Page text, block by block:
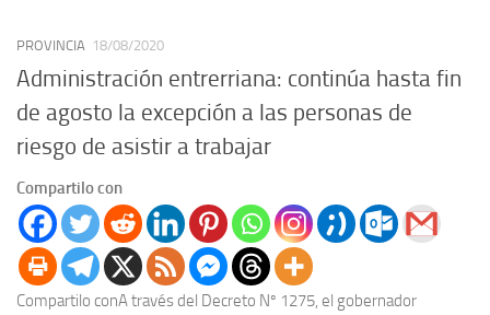
PROVINCIA 18/08/2020
Administración entrerriana: continúa hasta fin
de agosto la excepción a las personas de
riesgo de asistir a trabajar
Compartilo con
Compartilo conA través del Decreto Nº 1275, el gobernador